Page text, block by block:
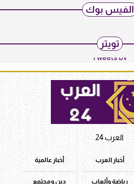
الفيس بوك
تويتر
Tweets by
العرب 24
أخبار العرب أخبار عالمية
رياضة وألعاب دين ومجتمع